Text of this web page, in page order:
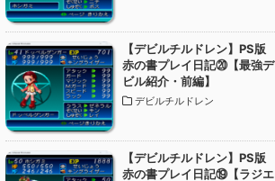
【デビルチルドレン】PS版
赤の書プレイ日記⑳【最強デ
ビル紹介・前編】
デビルチルドレン
【デビルチルドレン】PS版
赤の書プレイ日記⑲【ラジエ